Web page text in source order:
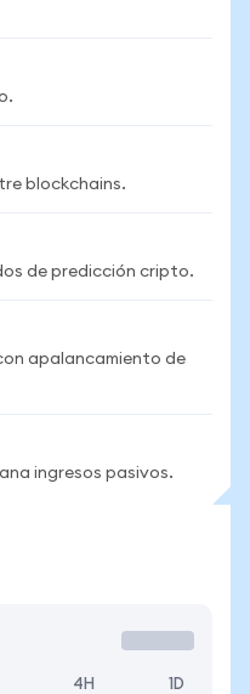
blockchains.
de predicción cripto.
apalancamiento de
ingresos pasivos.
4H 1D